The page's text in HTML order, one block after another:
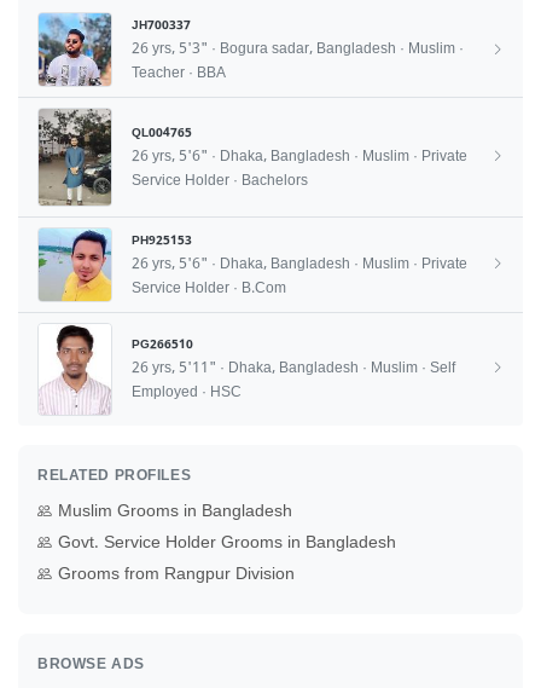
JH700337
26 yrs, 5'3" · Bogura sadar, Bangladesh · Muslim ·
Teacher · BBA
QL004765
26 yrs, 5'6" · Dhaka, Bangladesh · Muslim · Private
Service Holder · Bachelors
PH925153
26 yrs, 5'6" · Dhaka, Bangladesh · Muslim · Private
Service Holder · B.Com
PG266510
26 yrs, 5'11" · Dhaka, Bangladesh · Muslim · Self
Employed · HSC
RELATED PROFILES
Muslim Grooms in Bangladesh
Govt. Service Holder Grooms in Bangladesh
Grooms from Rangpur Division
BROWSE ADS